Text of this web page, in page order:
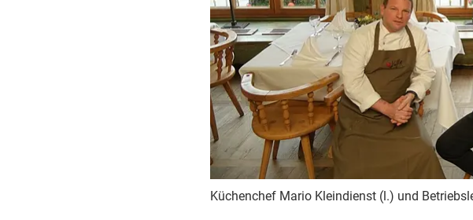
Küchenchef Mario Kleindienst (l.) und